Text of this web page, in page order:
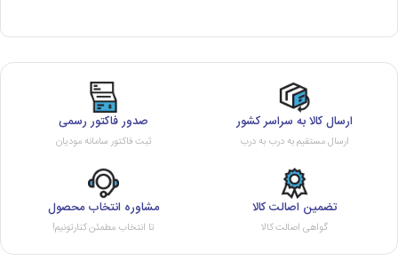
ارسال کالا به سراسر کشور
ارسال مستقیم به درب به درب
صدور فاکتور رسمی
ثبت فاکتور سامانه مودیان
تضمین اصالت کالا
گواهی اصالت کالا
مشاوره انتخاب محصول
تا انتخاب مطمئن کنارتونیم!